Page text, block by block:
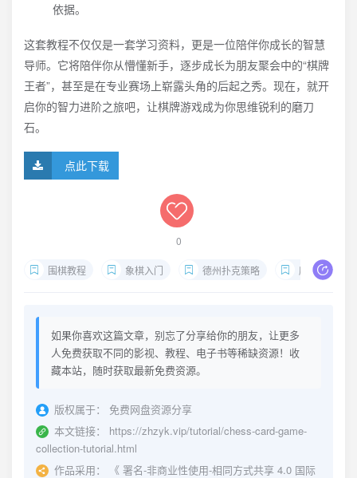
依据。
这套教程不仅仅是一套学习资料，更是一位陪伴你成长的智慧
导师。它将陪伴你从懵懂新手，逐步成长为朋友聚会中的“棋牌
王者”，甚至是在专业赛场上崭露头角的后起之秀。现在，就开
启你的智力进阶之旅吧，让棋牌游戏成为你思维锐利的磨刀
石。
点此下载
0
围棋教程 象棋入门 德州扑克策略 麻将技巧
如果你喜欢这篇文章，别忘了分享给你的朋友，让更多
人免费获取不同的影视、教程、电子书等稀缺资源！收
藏本站，随时获取最新免费资源。
版权属于：
免费网盘资源分享
本文链接：
https://zhzyk.vip/tutorial/chess-card-game-
collection-tutorial.html
作品采用：
《 署名-非商业性使用-相同方式共享 4.0 国际